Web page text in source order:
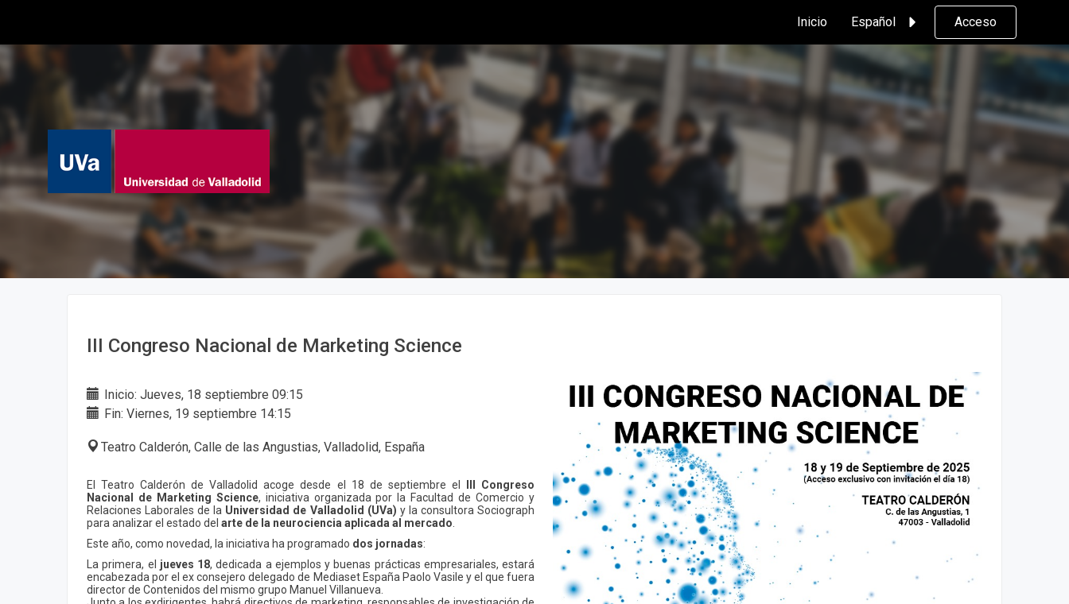
Inicio Español Acceso
III Congreso Nacional de Marketing Science
Inicio: Jueves, 18 septiembre 09:15
Fin: Viernes, 19 septiembre 14:15
Teatro Calderón, Calle de las Angustias, Valladolid, España
El Teatro Calderón de Valladolid acoge desde el 18 de septiembre el
III Congreso
Nacional de Marketing Science, iniciativa organizada por la Facultad de Comercio y
Relaciones Laborales de la Universidad de Valladolid (UVa) y la consultora Sociograph
para analizar el estado del arte de la neurociencia aplicada al mercado
Este año, como novedad, la iniciativa ha programado dos jornadas:
La primera, el jueves 18, dedicada a ejemplos y buenas prácticas empresariales, estará
encabezada por el ex consejero delegado de Mediaset España Paolo Vasile y el que fuera
director de Contenidos del mismo grupo Manuel Villanueva.